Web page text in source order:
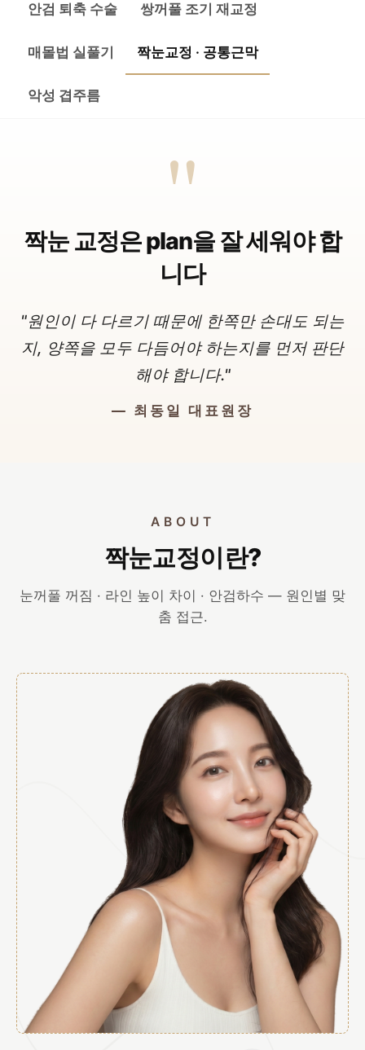
안검 퇴축 수술 쌍꺼풀 조기 재교정
매몰법 실풀기 짝눈교정 · 공통근막
악성 겹주름
"
짝눈 교정은 plan을 잘 세워야 합
니다
"원인이 다 다르기 때문에 한쪽만 손대도 되는
지, 양쪽을 모두 다듬어야 하는지를 먼저 판단
해야 합니다."
— 최동일 대표원장
ABOUT
짝눈교정이란?
눈꺼풀 꺼짐 · 라인 높이 차이 · 안검하수 — 원인별 맞
춤 접근.